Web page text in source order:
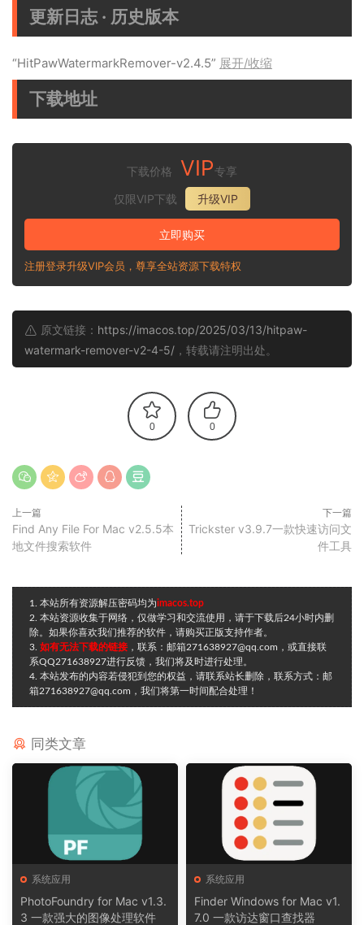
更新日志 · 历史版本
“HitPawWatermarkRemover-v2.4.5” 展开/收缩
下载地址
下载价格 VIP专享
仅限VIP下载
升级VIP
立即购买
注册登录升级VIP会员，尊享全站资源下载特权
原文链接： https://imacos.top/2025/03/13/hitpaw-
watermark-remover-v2-4-5/ ，转载请注明出处。
0 0
上一篇
Find Any File For Mac v2.5.5本
地文件搜索软件
下一篇
Trickster v3.9.7一款快速访问文
件工具
1. 本站所有资源解压密码均为imacos.top
2. 本站资源收集于网络，仅做学习和交流使用，请于下载后24小时内删
除。如果你喜欢我们推荐的软件，请购买正版支持作者。
3. 如有无法下载的链接 ，联系：邮箱271638927@qq.com，或直接联
系QQ271638927进行反馈，我们将及时进行处理。
4. 本站发布的内容若侵犯到您的权益，请联系站长删除，联系方式：邮
箱271638927@qq.com，我们将第一时间配合处理！
同类文章
系统应用
PhotoFoundry for Mac v1.3.
3 一款强大的图像处理软件
系统应用
Finder Windows for Mac v1.
7.0 一款访达窗口查找器